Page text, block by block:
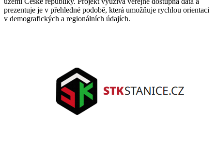
prezentuje je v přehledné podobě, která umožňuje rychlou orientaci
v demografických a regionálních údajích.